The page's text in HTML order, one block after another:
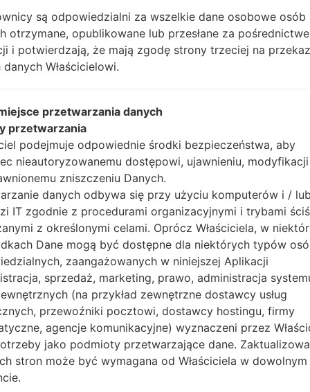
Tizen
2.2.0
Tizen
2.2.0
2.2.0
Tizen
2.2.0
2.2.0
Tizen
2.2.0
są odpowiedzialni za wszelkie dane osobowe osób
otrzymane, opublikowane lub przesłane za
i potwierdzają, że mają zgodę strony trzeciej na
Właścicielowi.
przetwarzania danych
przetwarzania
podejmuje odpowiednie środki bezpieczeństwa, aby
nieautoryzowanemu dostępowi, ujawnieniu,
zniszczeniu Danych.
danych odbywa się przy użyciu komputerów i / lub
IT zgodnie z procedurami organizacyjnymi i trybami
z określonymi celami. Oprócz Właściciela, w
Dane mogą być dostępne dla niektórych typów
zaangażowanych w niniejszej Aplikacji
sprzedaż, marketing, prawo, administracja
(na przykład zewnętrzne dostawcy usług
przewoźniki pocztowi, dostawcy hostingu, firmy
agencje komunikacyjne) wyznaczeni przez
jako podmioty przetwarzające dane.
stron może być wymagana od Właściciela w dowolnym